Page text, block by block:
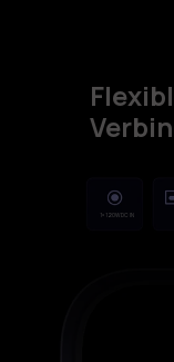
1× 120W DC IN